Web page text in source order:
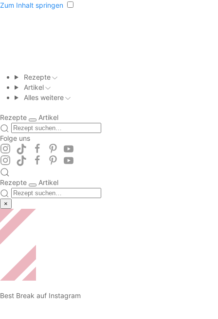
Zum Inhalt springen
Rezepte
Artikel
Alles weitere
Rezepte Artikel
Folge uns
Rezepte Artikel
×
Best Break auf Instagram